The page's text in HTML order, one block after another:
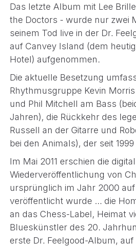
Das letzte Album mit Lee
the Doctors - wurde nur zwei
seinem Tod live in der Dr.
auf Canvey Island (dem
Hotel) aufgenommen.
Die aktuelle Besetzung
Rhythmusgruppe Kevin
und Phil Mitchell am Bass
Jahren), die Rückkehr des
Russell an der Gitarre und
bei den Animals), der seit
Im Mai 2011 erschien die
Wiederveröffentlichung von
ursprünglich im Jahr 2000 auf
veröffentlicht wurde ... die
an das Chess-Label, Heimat
Blueskünstler des 20.
erste Dr. Feelgood-Album,